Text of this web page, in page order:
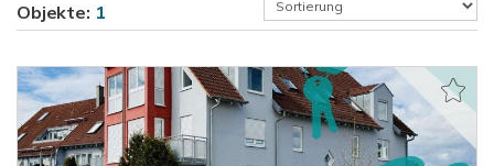
Objekte: 1